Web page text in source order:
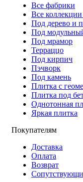
Все фабрики
Все
Под дерево и
Под
Под мрамор
Терраццо
Под кирпич
Пэчворк
Под камень
Плитка с
Плитка под
Однотонная
Яркая плитка
Покупателям
Доставка
Оплата
Возврат